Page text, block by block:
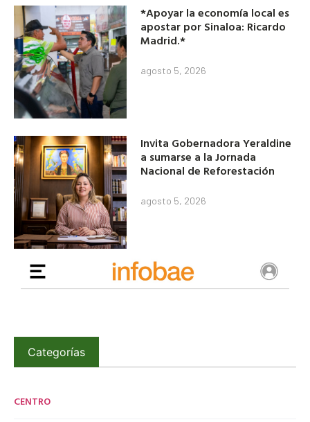
*Apoyar la economía local es
apostar por Sinaloa: Ricardo
Madrid.*
agosto 5, 2026
Invita Gobernadora Yeraldine
a sumarse a la Jornada
Nacional de Reforestación
agosto 5, 2026
Categorías
CENTRO